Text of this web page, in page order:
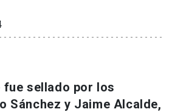
fue sellado por los
Sánchez y Jaime Alcalde,